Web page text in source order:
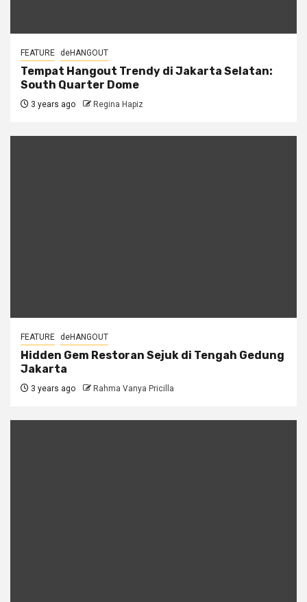
FEATURE deHANGOUT
Tempat Hangout Trendy di Jakarta Selatan:
South Quarter Dome
3 years ago Regina Hapiz
FEATURE deHANGOUT
Hidden Gem Restoran Sejuk di Tengah Gedung
Jakarta
3 years ago Rahma Vanya Pricilla